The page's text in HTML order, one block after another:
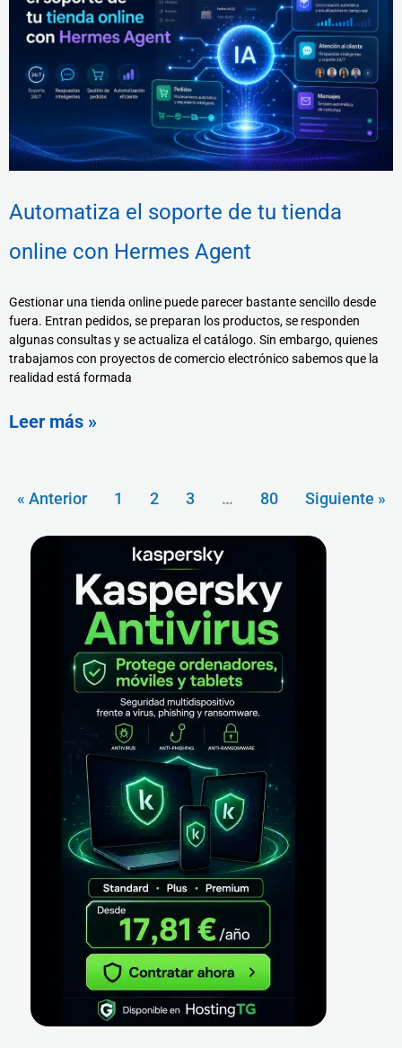
Automatiza el soporte de tu tienda
online con Hermes Agent
Gestionar una tienda online puede parecer bastante sencillo desde
fuera. Entran pedidos, se preparan los productos, se responden
algunas consultas y se actualiza el catálogo. Sin embargo, quienes
trabajamos con proyectos de comercio electrónico sabemos que la
realidad está formada
Leer más »
« Anterior 1 2 3 … 80 Siguiente »
Buscar Instagram
YouTube
LinkedIn